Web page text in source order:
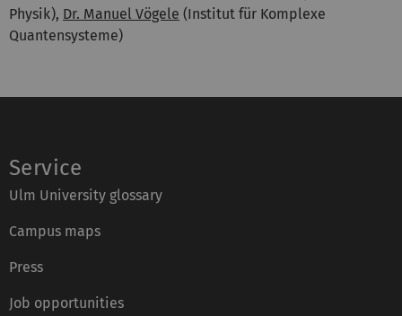
Physik), Dr. Manuel Vögele (Institut für Komplexe
Quantensysteme)
Service
Ulm University glossary
Campus maps
Press
Job opportunities